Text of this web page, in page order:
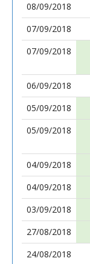
08/09/2018
07/09/2018
07/09/2018
06/09/2018
05/09/2018
05/09/2018
04/09/2018
04/09/2018
03/09/2018
27/08/2018
24/08/2018